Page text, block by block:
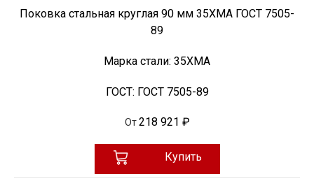
Поковка стальная круглая 90 мм 35ХМА ГОСТ 7505-
89
Марка стали: 35ХМА
ГОСТ: ГОСТ 7505-89
От 218 921 ₽
Купить